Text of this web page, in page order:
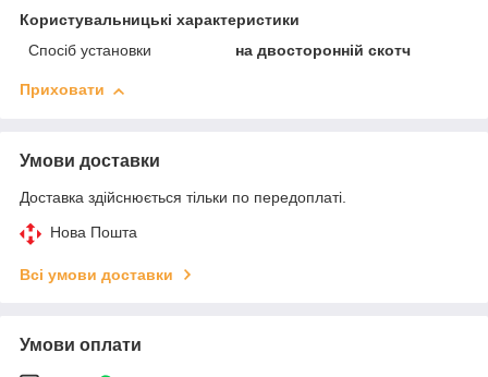
Користувальницькі характеристики
Спосіб установки
на двосторонній скотч
Приховати
Умови доставки
Доставка здійснюється тільки по передоплаті.
Нова Пошта
Всі умови доставки
Умови оплати